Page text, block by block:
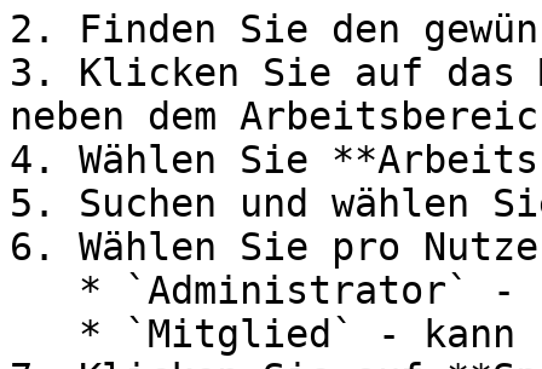
2. Finden Sie den
3. Klicken Sie auf das
neben dem
4. Wählen Sie
5. Suchen und wählen
6. Wählen Sie pro